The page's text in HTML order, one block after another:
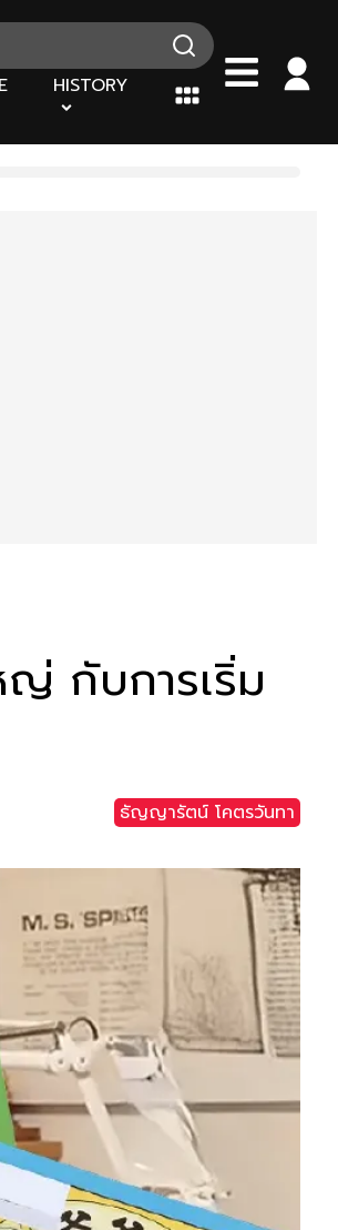
HISTORY
ญ่ กับการเริ่ม
ธัญญารัตน์ โคตรวันทา